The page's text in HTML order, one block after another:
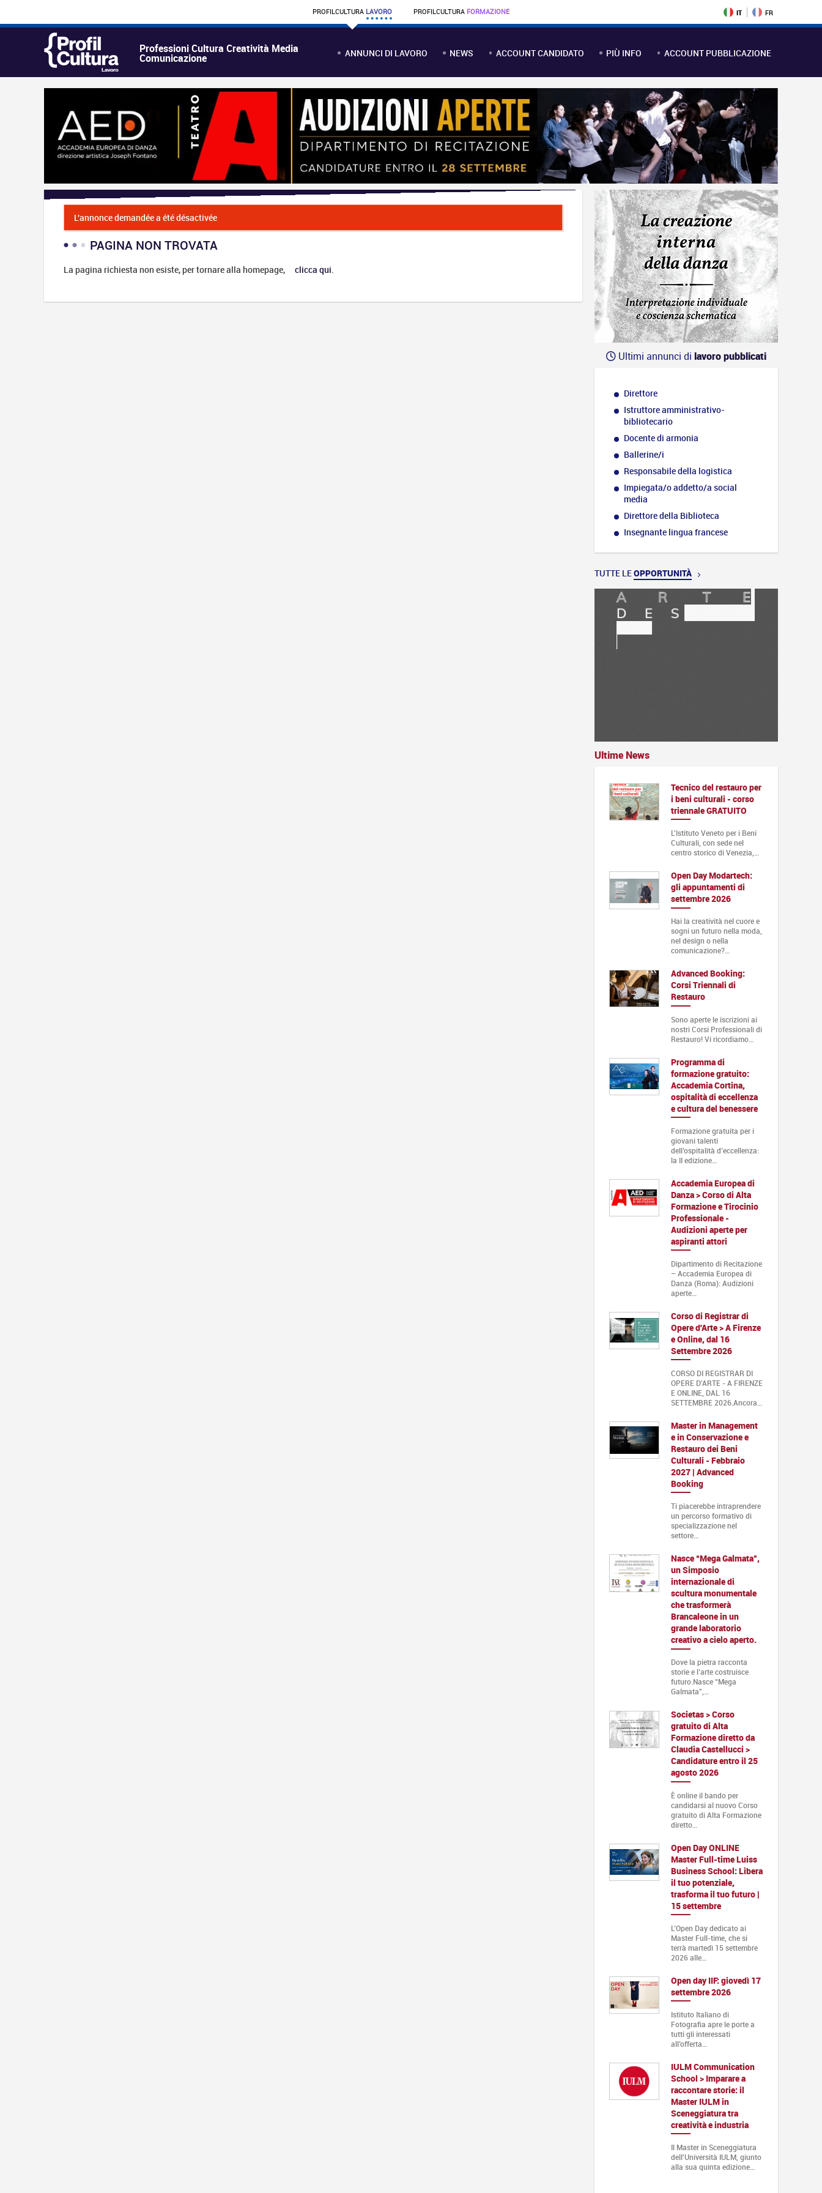
PROFILCULTURA LAVORO PROFILCULTURA FORMAZIONE IT FR
Professioni Cultura Creatività Media
Comunicazione ANNUNCI DI LAVORO NEWS ACCOUNT CANDIDATO PIÙ INFO ACCOUNT PUBBLICAZIONE
L'annonce demandée a été désactivée
PAGINA NON TROVATA
La pagina richiesta non esiste, per tornare alla homepage, clicca qui
Ultimi annunci di lavoro pubblicati
Direttore
Istruttore amministrativo-
bibliotecario
Docente di armonia
Ballerine/i
Responsabile della logistica
Impiegata/o addetto/a social
media
Direttore della Biblioteca
Insegnante lingua francese
TUTTE LEOPPORTUNITÀ
Ultime News
Tecnico del restauro per
i beni culturali - corso
triennale GRATUITO
L'Istituto Veneto per i Beni
Culturali, con sede nel
centro storico di Venezia,…
Open Day Modartech:
gli appuntamenti di
settembre 2026
Hai la creatività nel cuore e
sogni un futuro nella moda,
nel design o nella
comunicazione?…
Advanced Booking:
Corsi Triennali di
Restauro
Sono aperte le iscrizioni ai
nostri Corsi Professionali di
Restauro! Vi ricordiamo…
Programma di
formazione gratuito:
Accademia Cortina,
ospitalità di eccellenza
e cultura del benessere
Formazione gratuita per i
giovani talenti
dell’ospitalità d’eccellenza:
la II edizione…
Accademia Europea di
Danza > Corso di Alta
Formazione e Tirocinio
Professionale -
Audizioni aperte per
aspiranti attori
Dipartimento di Recitazione
– Accademia Europea di
Danza (Roma): Audizioni
aperte…
Corso di Registrar di
Opere d'Arte > A Firenze
e Online, dal 16
Settembre 2026
CORSO DI REGISTRAR DI
OPERE D'ARTE - A FIRENZE
E ONLINE, DAL 16
SETTEMBRE 2026.Ancora…
Master in Management
e in Conservazione e
Restauro dei Beni
Culturali - Febbraio
2027 | Advanced
Booking
Ti piacerebbe intraprendere
un percorso formativo di
specializzazione nel
settore…
Nasce “Mega Galmata”,
un Simposio
internazionale di
scultura monumentale
che trasformerà
Brancaleone in un
grande laboratorio
creativo a cielo aperto.
Dove la pietra racconta
storie e l’arte costruisce
futuro.Nasce “Mega
Galmata”,…
Societas > Corso
gratuito di Alta
Formazione diretto da
Claudia Castellucci >
Candidature entro il 25
agosto 2026
È online il bando per
candidarsi al nuovo Corso
gratuito di Alta Formazione
diretto…
Open Day ONLINE
Master Full-time Luiss
Business School: Libera
il tuo potenziale,
trasforma il tuo futuro |
15 settembre
L’Open Day dedicato ai
Master Full-time, che si
terrà martedì 15 settembre
2026 alle…
Open day IIF: giovedì 17
settembre 2026
Istituto Italiano di
Fotografia apre le porte a
tutti gli interessati
all’offerta…
IULM Communication
School > Imparare a
raccontare storie: il
Master IULM in
Sceneggiatura tra
creatività e industria
Il Master in Sceneggiatura
dell'Università IULM, giunto
alla sua quinta edizione…